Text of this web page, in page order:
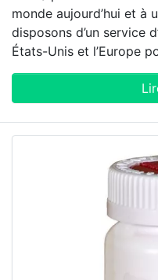
monde aujourd’hui et à
disposons d’un service
États-Unis et l’Europe